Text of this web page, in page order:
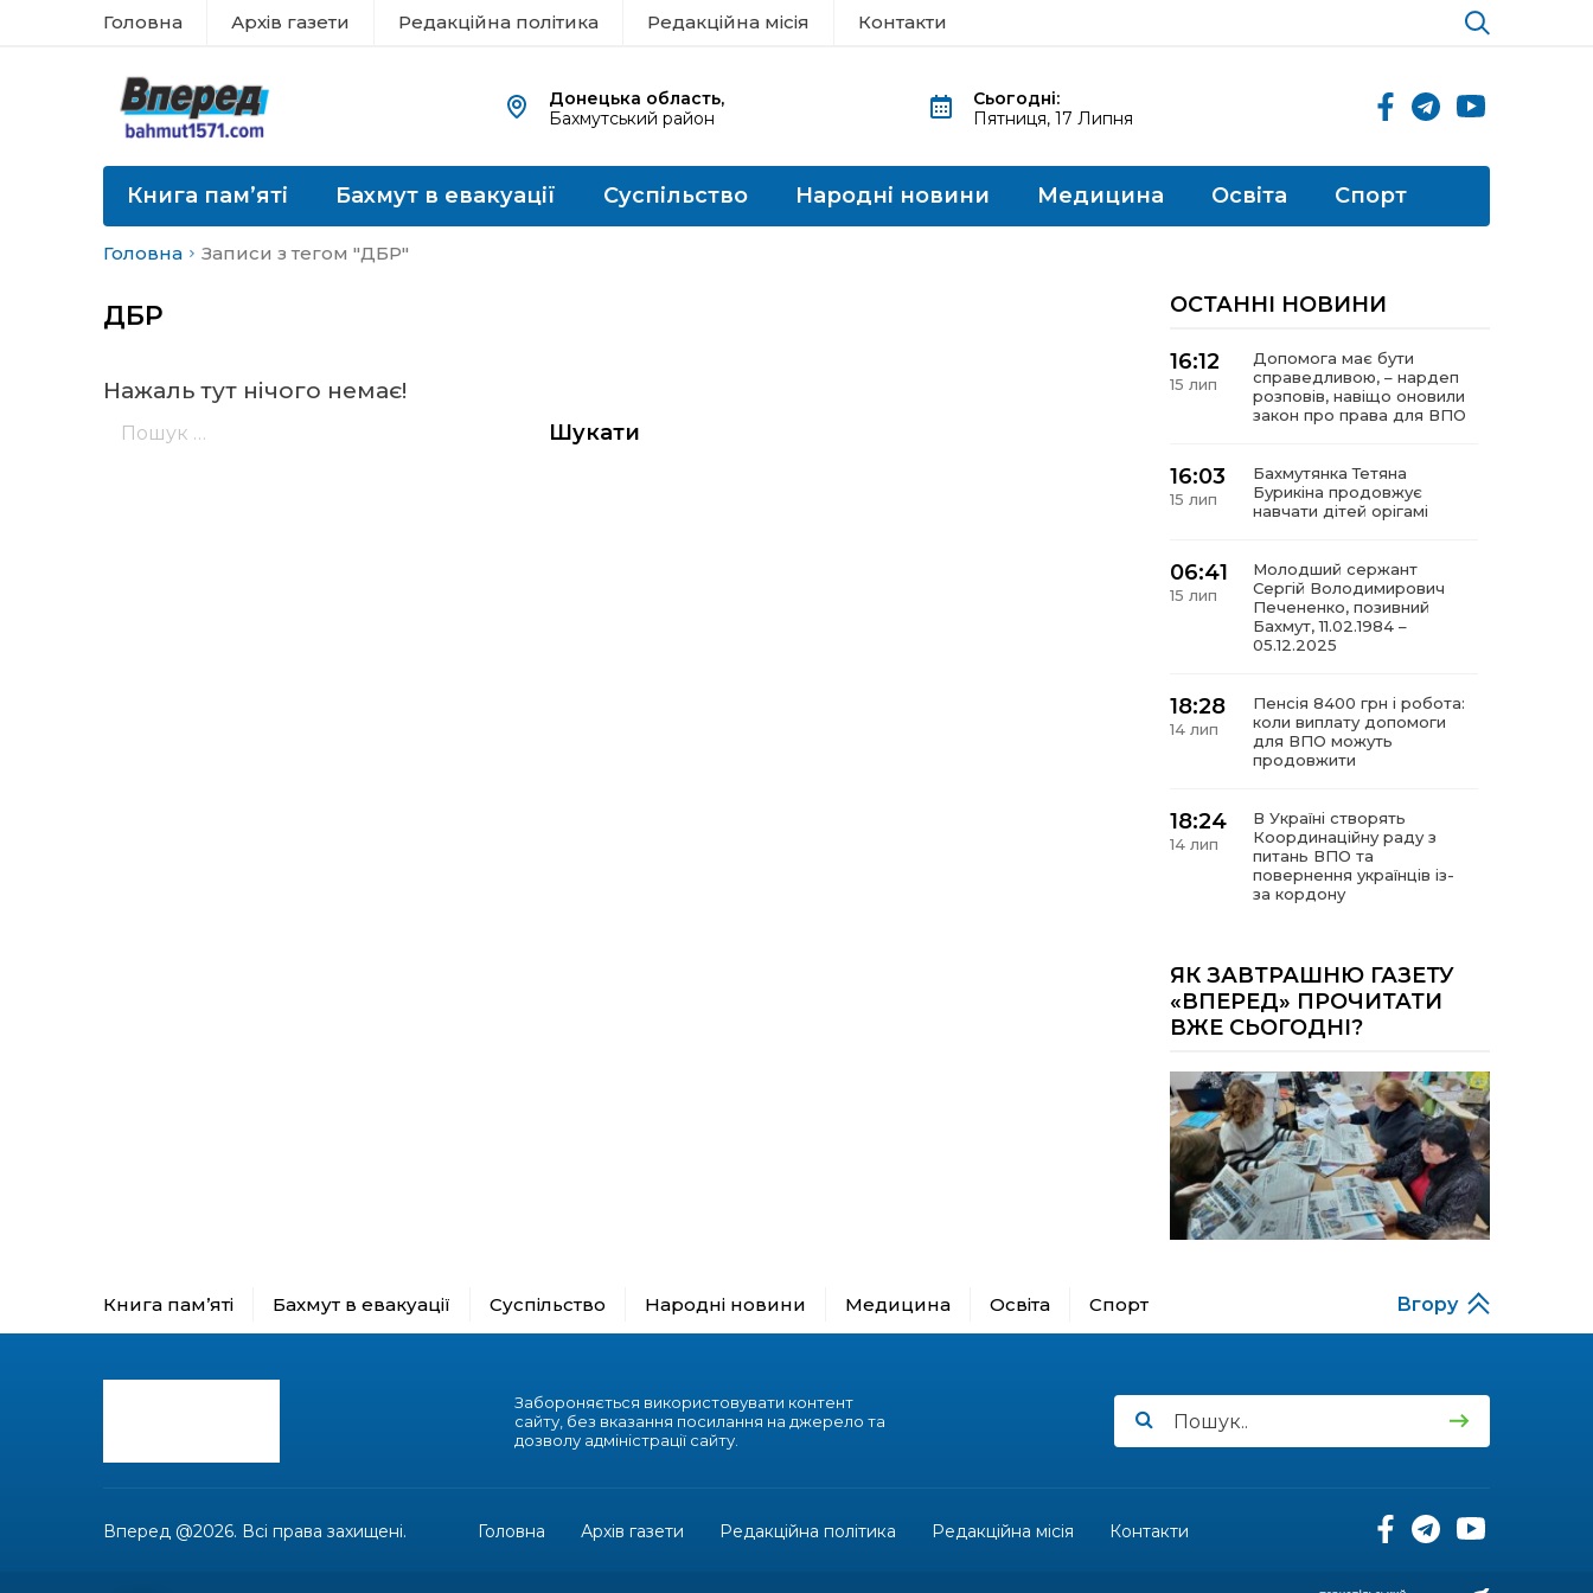
Головна Архів газети Редакційна політика Редакційна місія Контакти
Донецька область,
Бахмутський район
Сьогодні:
Пятниця, 17 Липня
Книга пам’яті Бахмут в евакуації Суспільство Народні новини Медицина Освіта Спорт
Головна Записи з тегом "ДБР"
ДБР
Нажаль тут нічого немає!
ОСТАННІ НОВИНИ
16:12
15 лип
Допомога має бути
справедливою, – нардеп
розповів, навіщо оновили
закон про права для ВПО
16:03
15 лип
Бахмутянка Тетяна
Бурикіна продовжує
навчати дітей орігамі
06:41
15 лип
Молодший сержант
Сергій Володимирович
Печененко, позивний
Бахмут, 11.02.1984 –
05.12.2025
18:28
14 лип
Пенсія 8400 грн і робота:
коли виплату допомоги
для ВПО можуть
продовжити
18:24
14 лип
В Україні створять
Координаційну раду з
питань ВПО та
повернення українців із-
за кордону
14 лип
Гощанщині: коли традиції
єднають громади
10 лип
17:18
10 лип
Морські мушлі в техніці
макраме
17:07
10 лип
Бахмутяни вибороли
нагороди на чемпіонаті
11:54
Юна бахмутянка Кіра
ЯК ЗАВТРАШНЮ ГАЗЕТУ
«ВПЕРЕД» ПРОЧИТАТИ
ВЖЕ СЬОГОДНІ?
Книга пам’яті Бахмут в евакуації Суспільство Народні новини Медицина Освіта Спорт Вгору
Забороняється використовувати контент
сайту, без вказання посилання на джерело та
дозволу адміністрації сайту.
Вперед @2026. Всі права захищені. Головна Архів газети Редакційна політика Редакційна місія Контакти